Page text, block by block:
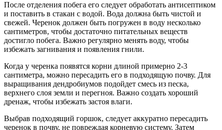
После отделения побега его следует обработать антисептиком
и поставить в стакан с водой. Вода должна быть чистой и
свежей. Черенок должен быть погружен в воду несколько
сантиметров, чтобы достаточно питательных веществ
достигло побега. Важно регулярно менять воду, чтобы
избежать загнивания и появления гнили.
Когда у черенка появятся корни длиной примерно 2-3
сантиметра, можно пересадить его в подходящую почву. Для
выращивания дендробиумов подойдет смесь из песка,
верхнего слоя земли и перегноя. Важно создать хороший
дренаж, чтобы избежать застоя влаги.
Выбрав подходящий горшок, следует аккуратно пересадить
черенок в почву, не повреждая корневую систему. Затем